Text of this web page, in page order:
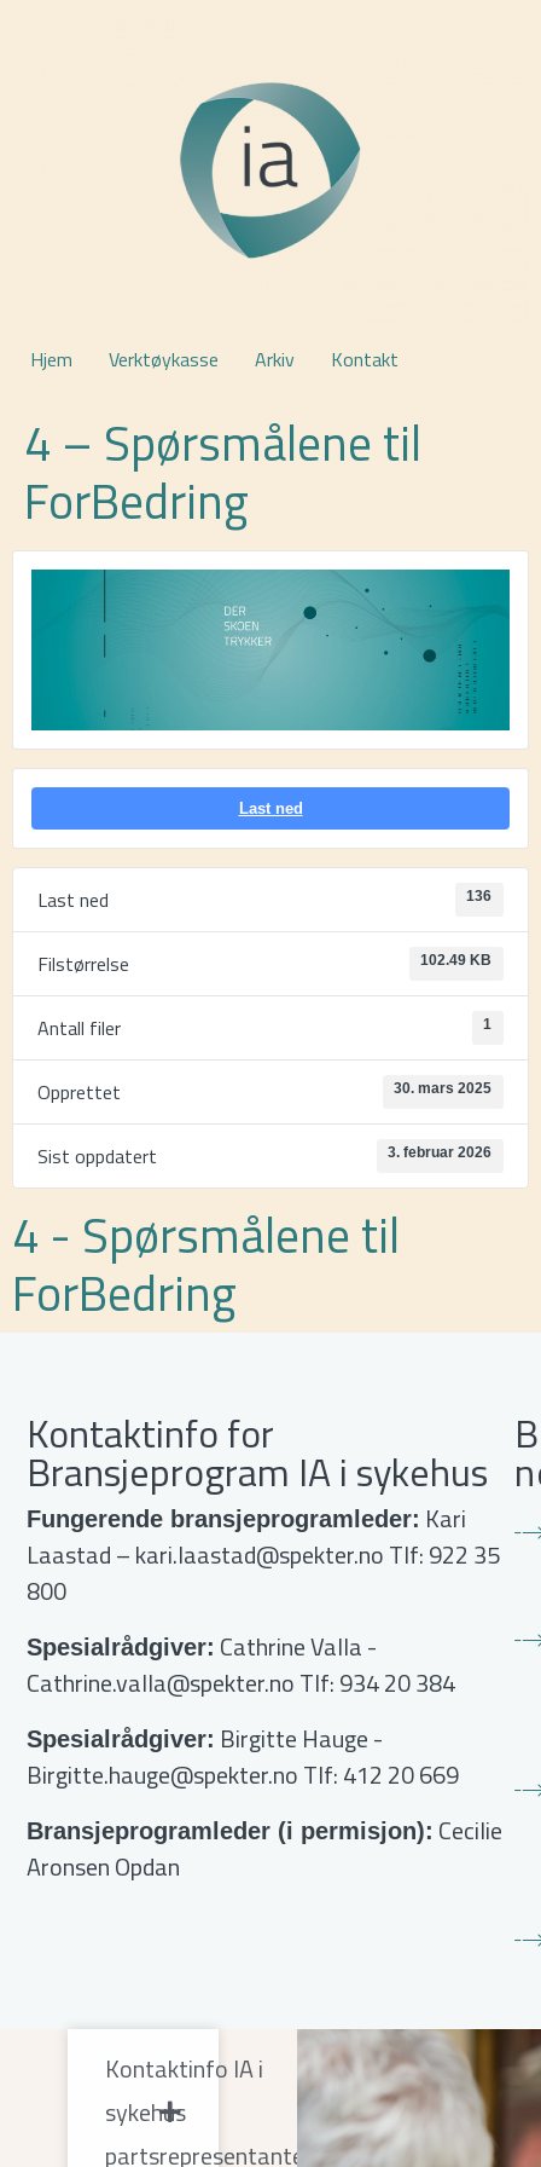
Hjem Verktøykasse Arkiv Kontakt
4 – Spørsmålene til
ForBedring
Last ned
Last ned 136
Filstørrelse 102.49 KB
Antall filer 1
Opprettet 30. mars 2025
Sist oppdatert 3. februar 2026
4 - Spørsmålene til
ForBedring
Kontaktinfo for
Bransjeprogram IA i sykehus
Fungerende bransjeprogramleder: Kari
Laastad –kari.laastad@spekter.noTlf: 922 35
800
Spesialrådgiver: Cathrine Valla-
Cathrine.valla@spekter.noTlf: 934 20 384
Spesialrådgiver: Birgitte Hauge-
Birgitte.hauge@spekter.noTlf: 412 20 669
Bransjeprogramleder (i permisjon): Cecilie
Aronsen Opdan
Kontaktinfo IA i
sykehus
partsrepresentanter